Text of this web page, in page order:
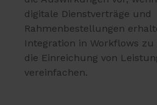
digitale Dienstverträge und
Rahmenbestellungen
Integration in Workflows
die Einreichung von
vereinfachen.